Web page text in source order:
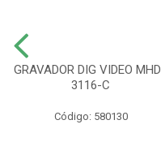
GRAVADOR DIG VIDEO
3116-C
Código: 580130